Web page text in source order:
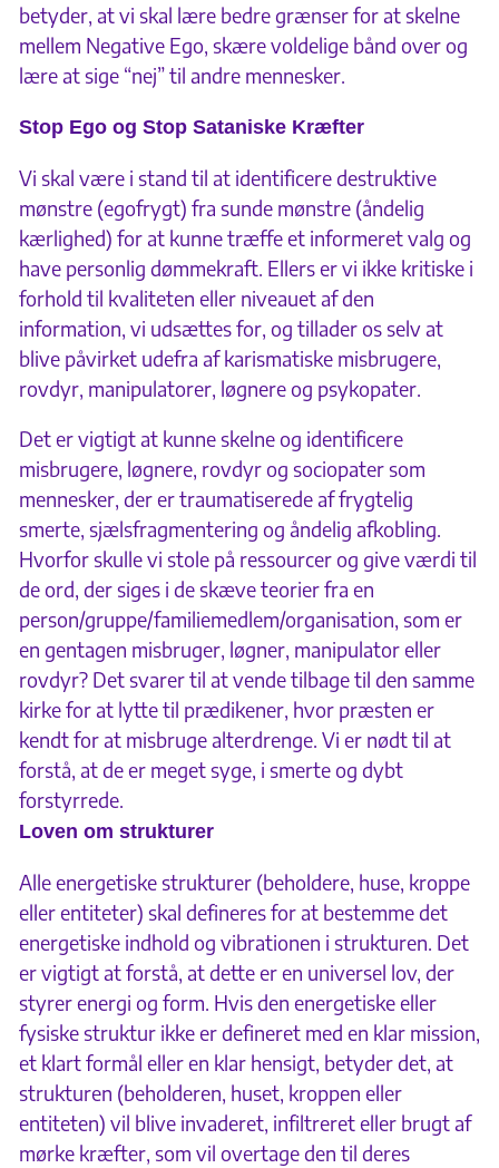
betyder, at vi skal lære bedre grænser for at skelne
mellem Negative Ego, skære voldelige bånd over og
lære at sige “nej” til andre mennesker.
Stop Ego og Stop Sataniske Kræfter
Vi skal være i stand til at identificere destruktive
mønstre (egofrygt) fra sunde mønstre (åndelig
kærlighed) for at kunne træffe et informeret valg og
have personlig dømmekraft. Ellers er vi ikke kritiske i
forhold til kvaliteten eller niveauet af den
information, vi udsættes for, og tillader os selv at
blive påvirket udefra af karismatiske misbrugere,
rovdyr, manipulatorer, løgnere og psykopater.
Det er vigtigt at kunne skelne og identificere
misbrugere, løgnere, rovdyr og sociopater som
mennesker, der er traumatiserede af frygtelig
smerte, sjælsfragmentering og åndelig afkobling.
Hvorfor skulle vi stole på ressourcer og give værdi til
de ord, der siges i de skæve teorier fra en
person/gruppe/familiemedlem/organisation, som er
en gentagen misbruger, løgner, manipulator eller
rovdyr? Det svarer til at vende tilbage til den samme
kirke for at lytte til prædikener, hvor præsten er
kendt for at misbruge alterdrenge. Vi er nødt til at
forstå, at de er meget syge, i smerte og dybt
forstyrrede.
Loven om strukturer
Alle energetiske strukturer (beholdere, huse, kroppe
eller entiteter) skal defineres for at bestemme det
energetiske indhold og vibrationen i strukturen. Det
er vigtigt at forstå, at dette er en universel lov, der
styrer energi og form. Hvis den energetiske eller
fysiske struktur ikke er defineret med en klar mission,
et klart formål eller en klar hensigt, betyder det, at
strukturen (beholderen, huset, kroppen eller
entiteten) vil blive invaderet, infiltreret eller brugt af
mørke kræfter, som vil overtage den til deres